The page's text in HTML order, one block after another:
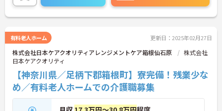
有料老人ホーム 更新日：2025年02月27日
株式会社日本ケアクオリティアレンジメントケア箱根仙石原
株式会社
日本ケアクオリティ
【神奈川県／足柄下郡箱根町】寮完備！残業少な
め／有料老人ホームでの介護職募集